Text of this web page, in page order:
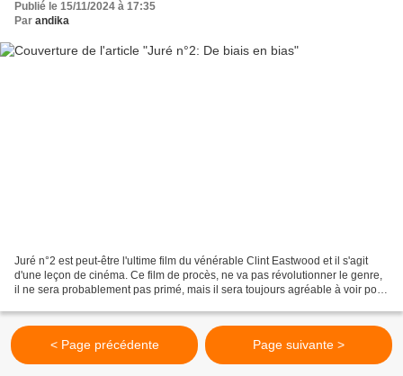
Publié le 15/11/2024 à 17:35
Par andika
Juré n°2 est peut-être l'ultime film du vénérable Clint Eastwood et il s'agit
d'une leçon de cinéma. Ce film de procès, ne va pas révolutionner le genre,
il ne sera probablement pas primé, mais il sera toujours agréable à voir pour
< Page précédente Page suivante >